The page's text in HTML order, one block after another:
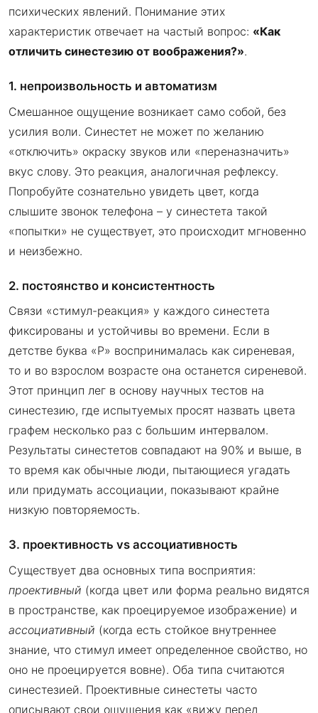
психических явлений. Понимание этих
характеристик отвечает на частый вопрос: «Как
отличить синестезию от воображения?».
1. непроизвольность и автоматизм
Смешанное ощущение возникает само собой, без
усилия воли. Синестет не может по желанию
«отключить» окраску звуков или «переназначить»
вкус слову. Это реакция, аналогичная рефлексу.
Попробуйте сознательно увидеть цвет, когда
слышите звонок телефона – у синестета такой
«попытки» не существует, это происходит мгновенно
и неизбежно.
2. постоянство и консистентность
Связи «стимул-реакция» у каждого синестета
фиксированы и устойчивы во времени. Если в
детстве буква «Р» воспринималась как сиреневая,
то и во взрослом возрасте она останется сиреневой.
Этот принцип лег в основу научных тестов на
синестезию, где испытуемых просят назвать цвета
графем несколько раз с большим интервалом.
Результаты синестетов совпадают на 90% и выше, в
то время как обычные люди, пытающиеся угадать
или придумать ассоциации, показывают крайне
низкую повторяемость.
3. проективность vs ассоциативность
Существует два основных типа восприятия:
проективный (когда цвет или форма реально видятся
в пространстве, как проецируемое изображение) и
ассоциативный (когда есть стойкое внутреннее
знание, что стимул имеет определенное свойство, но
оно не проецируется вовне). Оба типа считаются
синестезией. Проективные синестеты часто
описывают свои ощущения как «вижу перед